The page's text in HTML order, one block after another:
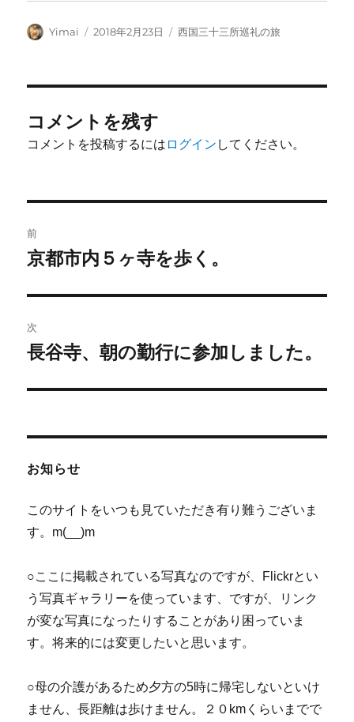
投
Yimai
投
2018年2月23日
カ
西国三十三所巡礼の旅
コメントを残す
コメントを投稿するには ログイン してください。
稿
ビ
ゲ
ー
前
前
投
稿:
京都市内５ヶ寺を歩く。
次
次
投
長谷寺、朝の勤行に参加しました。
お知らせ
このサイトをいつも見ていただき有り難うございま
す。m(__)m
○ここに掲載されている写真なのですが、Flickrとい
う写真ギャラリーを使っています、ですが、リンク
が変な写真になったりすることがあり困っていま
す。将来的には変更したいと思います。
○母の介護があるため夕方の5時に帰宅しないといけ
ません、長距離は歩けません。２０kmくらいまでで